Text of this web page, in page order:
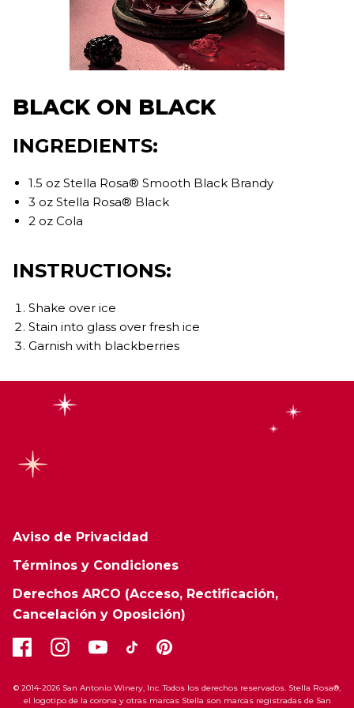
BLACK ON BLACK
INGREDIENTS:
1.5 oz Stella Rosa® Smooth Black Brandy
3 oz Stella Rosa® Black
2 oz Cola
INSTRUCTIONS:
Shake over ice
Stain into glass over fresh ice
Garnish with blackberries
Aviso de Privacidad
Términos y Condiciones
Derechos ARCO (Acceso, Rectificación,
Cancelación y Oposición)
© 2014-2026 San Antonio Winery, Inc. Todos los derechos reservados. Stella Rosa®,
el logotipo de la corona y otras marcas Stella son marcas registradas de San